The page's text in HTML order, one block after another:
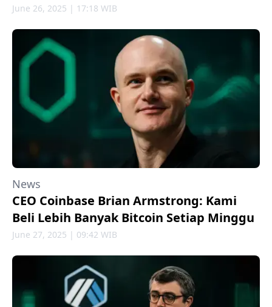
June 26, 2025 | 17:18 WIB
News
CEO Coinbase Brian Armstrong: Kami
Beli Lebih Banyak Bitcoin Setiap Minggu
June 27, 2025 | 09:42 WIB